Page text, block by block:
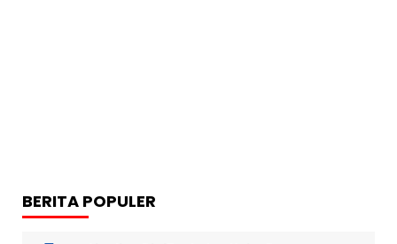
BERITA POPULER